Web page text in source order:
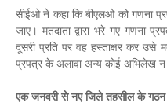
सीईओ ने कहा कि बीएलओ को गणना
जाए। मतदाता द्वारा भरे गए गणना
दूसरी प्रति पर वह हस्ताक्षर कर उसे
प्रपत्र के अलावा अन्य कोई अभिलेख न
एक जनवरी से नए जिले तहसील के गठन